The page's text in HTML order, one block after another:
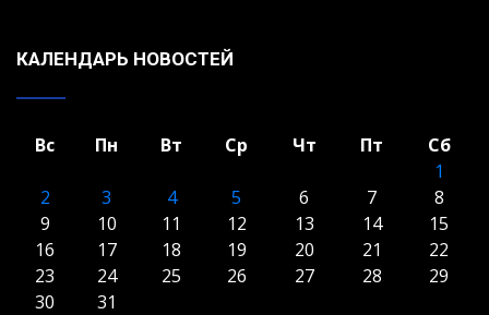
КАЛЕНДАРЬ НОВОСТЕЙ
Вс Пн Вт Ср Чт Пт
Сб
1
2
3 4 5 6 7
8
9
10 11 12 13 14
15
16
17 18 19 20 21
22
23
24 25 26 27 28
29
30
31